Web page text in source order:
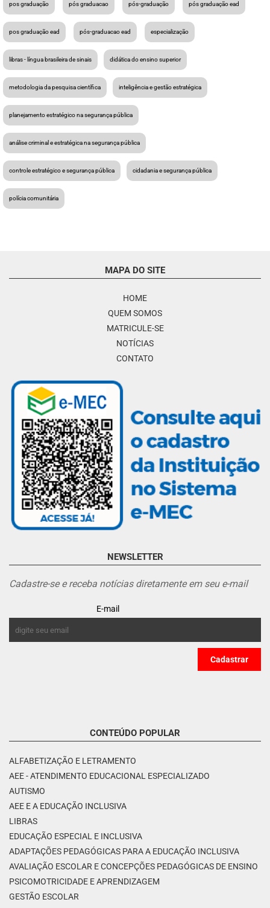
pos graduação pós graduacao pós-graduação pós graduação ead
pos graduação ead pós-graduacao ead especialização
libras - língua brasileira de sinais didática do ensino superior
metodologia da pesquisa científica inteligência e gestão estratégica
planejamento estratégico na segurança pública
análise criminal e estratégica na segurança pública
controle estratégico e segurança pública cidadania e segurança pública
polícia comunitária
MAPA DO SITE
HOME
QUEM SOMOS
MATRICULE-SE
NOTÍCIAS
CONTATO
NEWSLETTER
Cadastre-se e receba notícias diretamente em seu e-mail
E-mail
CONTEÚDO POPULAR
ALFABETIZAÇÃO E LETRAMENTO
AEE - ATENDIMENTO EDUCACIONAL ESPECIALIZADO
AUTISMO
AEE E A EDUCAÇÃO INCLUSIVA
LIBRAS
EDUCAÇÃO ESPECIAL E INCLUSIVA
ADAPTAÇÕES PEDAGÓGICAS PARA A EDUCAÇÃO INCLUSIVA
AVALIAÇÃO ESCOLAR E CONCEPÇÕES PEDAGÓGICAS DE ENSINO
PSICOMOTRICIDADE E APRENDIZAGEM
GESTÃO ESCOLAR